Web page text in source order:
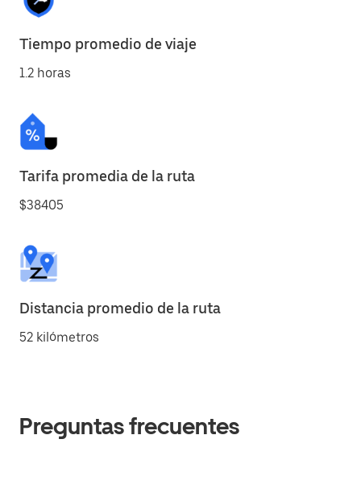
Tiempo promedio de viaje
1.2 horas
Tarifa promedia de la ruta
$38405
Distancia promedio de la ruta
52 kilómetros
Preguntas frecuentes